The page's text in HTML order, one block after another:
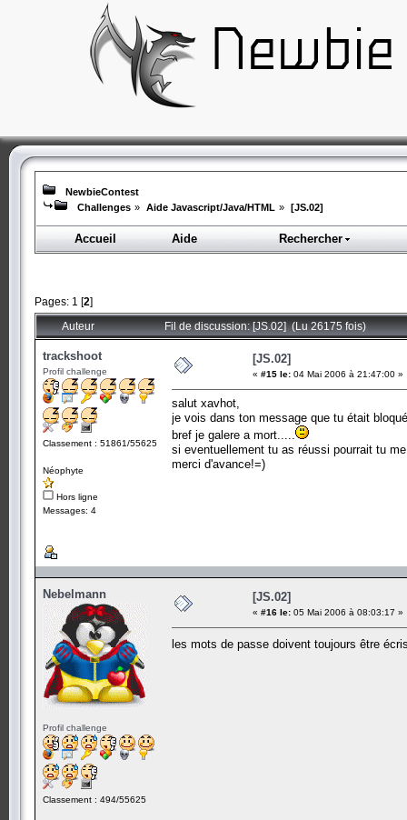
NewbieContest
Challenges » Aide Javascript/Java/HTML » [JS.02]
Accueil Aide Rechercher
Pages: 1 [2]
Auteur Fil de discussion: [JS.02] (Lu 26175 fois)
trackshoot
Profil challenge
Classement : 51861/55625
Néophyte
Hors ligne
Messages: 4
[JS.02]
« #15 le: 04 Mai 2006 à 21:47:00 »
salut xavhot,
je vois dans ton message que tu était
bref je galere a mort.....
si eventuellement tu as réussi pourrait tu
merci d'avance!=)
Nebelmann
Profil challenge
Classement : 494/55625
[JS.02]
« #16 le: 05 Mai 2006 à 08:03:17 »
les mots de passe doivent toujours être